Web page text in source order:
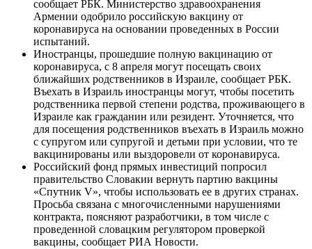
сообщает РБК. Министерство здравоохранения
Армении одобрило российскую вакцину от
коронавируса на основании проведенных в России
испытаний.
Иностранцы, прошедшие полную вакцинацию от
коронавируса, с 8 апреля могут посещать своих
ближайших родственников в Израиле, сообщает РБК.
Въехать в Израиль иностранцы могут, чтобы посетить
родственника первой степени родства, проживающего в
Израиле как гражданин или резидент. Уточняется, что
для посещения родственников въехать в Израиль можно
с супругом или супругой и детьми при условии, что те
вакцинированы или выздоровели от коронавируса.
Российский фонд прямых инвестиций попросил
правительство Словакии вернуть партию вакцины
«Спутник V», чтобы использовать ее в других странах.
Просьба связана с многочисленными нарушениями
контракта, поясняют разработчики, в том числе с
проведенной словацким регулятором проверкой
вакцины, сообщает РИА Новости.